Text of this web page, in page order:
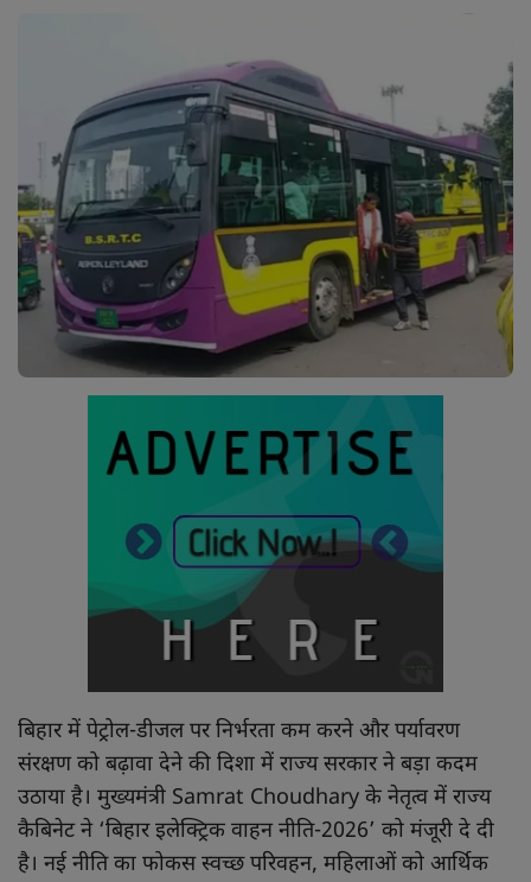
मनोरंजन
लाइफस्टाइल
करियर
टेक्नोलॉजी
बिहार में पेट्रोल-डीजल पर निर्भरता कम करने और पर्यावरण
संरक्षण को बढ़ावा देने की दिशा में राज्य सरकार ने बड़ा कदम
उठाया है। मुख्यमंत्री Samrat Choudhary के नेतृत्व में राज्य
कैबिनेट ने ‘बिहार इलेक्ट्रिक वाहन नीति-2026’ को मंजूरी दे दी
है। नई नीति का फोकस स्वच्छ परिवहन, महिलाओं को आर्थिक